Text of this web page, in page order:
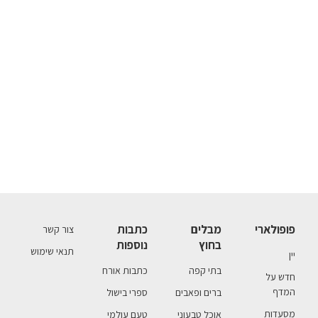
פופולארי
יין
חדש על
המדף
מסעדות
מבלים
בחוץ
בתי קפה
ברים ופאבים
אוכל טבעוני
כתבות
נוספות
כתבות אורח
ספרי בישול
טעם עולמי
צור קשר
תנאי שימוש